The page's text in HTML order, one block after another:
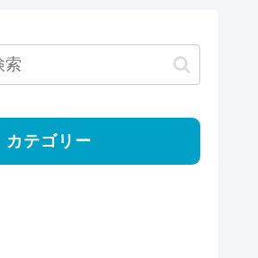
カテゴリー